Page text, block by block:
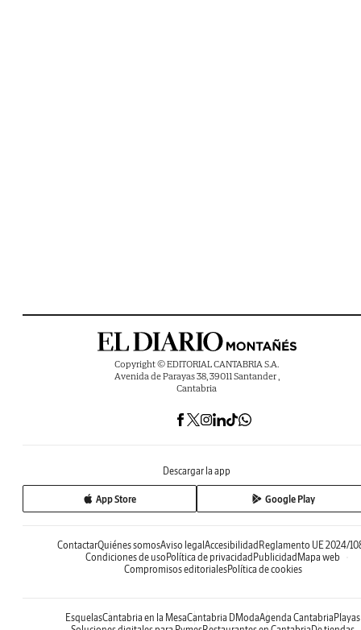
Copyright © EDITORIAL CANTABRIA S.A.
Avenida de Parayas 38, 39011 Santander ,
Cantabria
Descargar la app
App Store Google Play
ContactarQuiénes somosAviso legal Accesibilidad Reglamento UE 2024/
Condiciones de uso Política de privacidad Publicidad Mapa web
Compromisos editorialesPolítica de cookies
EsquelasCantabria en la MesaCantabria DModaAgenda Cantabria Playas